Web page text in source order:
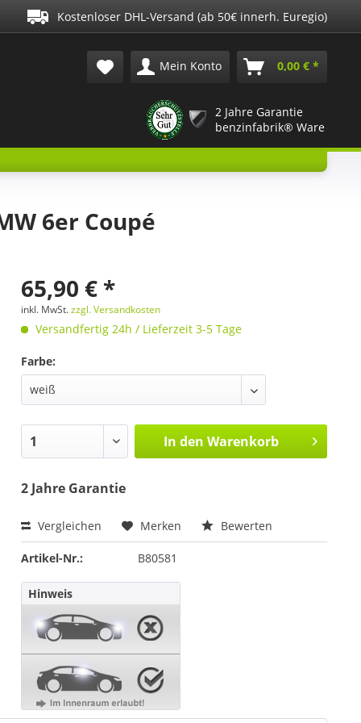
Kostenloser DHL-Versand (ab 50€ innerh. Euregio)
Mein Konto 0,00 € *
2 Jahre Garantie
benzinfabrik® Ware
6er Coupé
65,90 € *
inkl. MwSt.zzgl. Versandkosten
Versandfertig 24h / Lieferzeit 3-5 Tage
Farbe:
In den Warenkorb
2 Jahre Garantie
Vergleichen Merken Bewerten
Artikel-Nr.: B80581
Hinweis